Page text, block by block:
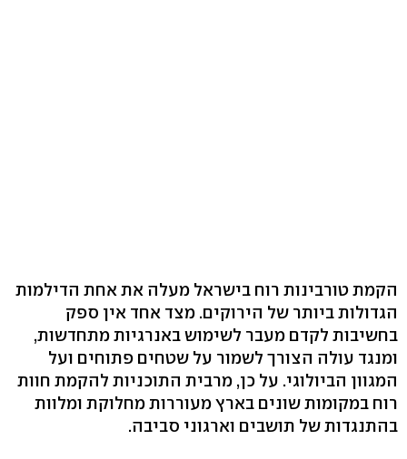
הקמת טורבינות רוח בישראל מעלה את אחת הדילמות
הגדולות ביותר של הירוקים. מצד אחד אין ספק
בחשיבות לקדם מעבר לשימוש באנרגיות מתחדשות,
ומנגד עולה הצורך לשמור על שטחים פתוחים ועל
המגוון הביולוגי. על כן, מרבית התוכניות להקמת חוות
רוח במקומות שונים בארץ מעוררות מחלוקת ומלוות
בהתנגדות של תושבים וארגוני סביבה.